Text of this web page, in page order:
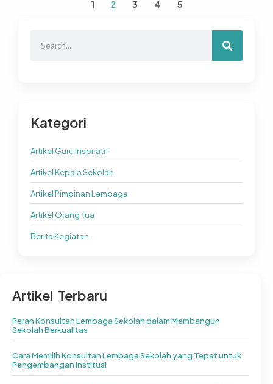
1 2 3 4 5
Kategori
Artikel Guru Inspiratif
Artikel Kepala Sekolah
Artikel Pimpinan Lembaga
Artikel Orang Tua
Berita Kegiatan
Artikel Terbaru
Peran Konsultan Lembaga Sekolah dalam Membangun
Sekolah Berkualitas
Cara Memilih Konsultan Lembaga Sekolah yang Tepat untuk
Pengembangan Institusi